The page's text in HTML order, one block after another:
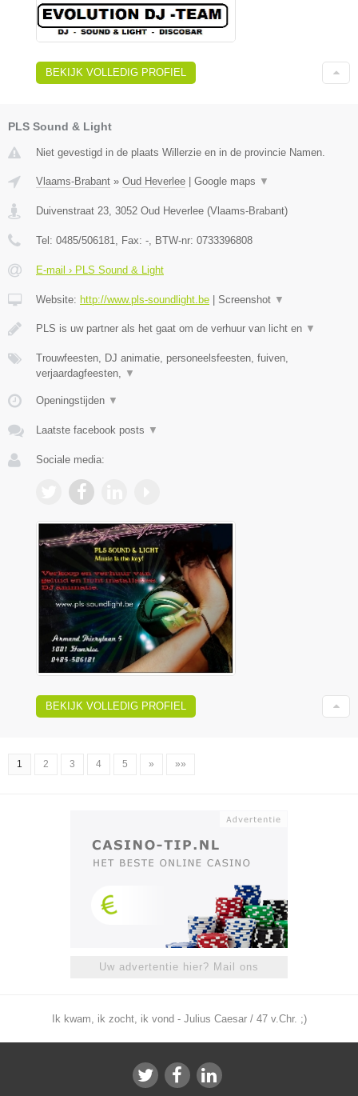
BEKIJK VOLLEDIG PROFIEL
PLS Sound & Light
Niet gevestigd in de plaats Willerzie en in de provincie Namen.
Vlaams-Brabant » Oud Heverlee | Google maps ▼
Duivenstraat 23 3052 Oud Heverlee (Vlaams-Brabant)
Tel: 0485/506181 , Fax: - , BTW-nr: 0733396808
E-mail › PLS Sound & Light
Website: http://www.pls-soundlight.be | Screenshot ▼
PLS is uw partner als het gaat om de verhuur van licht en ▼
Trouwfeesten, DJ animatie, personeelsfeesten, fuiven,
verjaardagfeesten,
▼
Openingstijden ▼
Laatste facebook posts ▼
Sociale media:
BEKIJK VOLLEDIG PROFIEL
1 2 3 4 5 » »»
Uw advertentie hier? Mail ons
Ik kwam, ik zocht, ik vond - Julius Caesar / 47 v.Chr. ;)